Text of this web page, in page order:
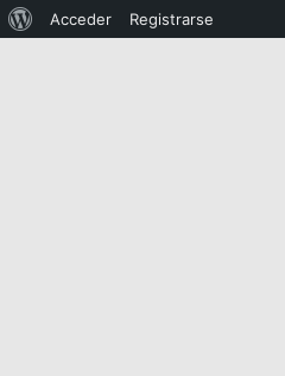
Acceder Registrarse